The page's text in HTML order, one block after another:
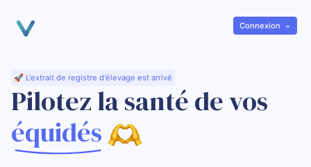
Connexion
🚀 L'extrait de registre d'élevage est arrivé
Pilotez la santé de vos
équidés